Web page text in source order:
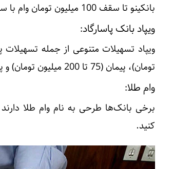
بانکینو تا سقف 100 میلیون تومان وام با سود 23 درصد و بازپرداخت 6، 12 و 18 ماهه ارائه می‌دهد.
ویپاد بانک پاسارگاد:
تومان)، پیمان (75 تا 200 میلیون تومان) و پیش‌درآمد (2 تا 8 میلیون تومان) ارائه می‌دهد.
وام طلا:
برخی بانک‌ها طرحی به نام وام طلا
کنید.